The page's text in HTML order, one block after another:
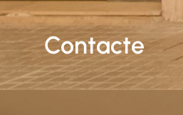
Contacte